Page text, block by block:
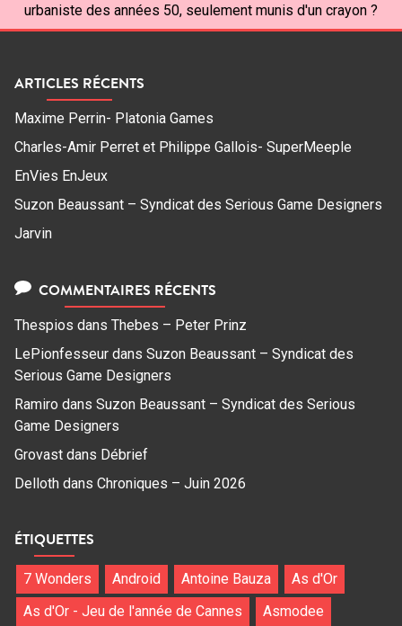
urbaniste des années 50, seulement munis d'un crayon ?
ARTICLES RÉCENTS
Maxime Perrin- Platonia Games
Charles-Amir Perret et Philippe Gallois- SuperMeeple
EnVies EnJeux
Suzon Beaussant – Syndicat des Serious Game Designers
Jarvin
COMMENTAIRES RÉCENTS
Thespios dans Thebes – Peter Prinz
LePionfesseur dans Suzon Beaussant – Syndicat des
Serious Game Designers
Ramiro dans Suzon Beaussant – Syndicat des Serious
Game Designers
Grovast dans Débrief
Delloth dans Chroniques – Juin 2026
ÉTIQUETTES
7 Wonders Android Antoine Bauza
As d'Or
As d'Or - Jeu de l'année de Cannes
Asmodee